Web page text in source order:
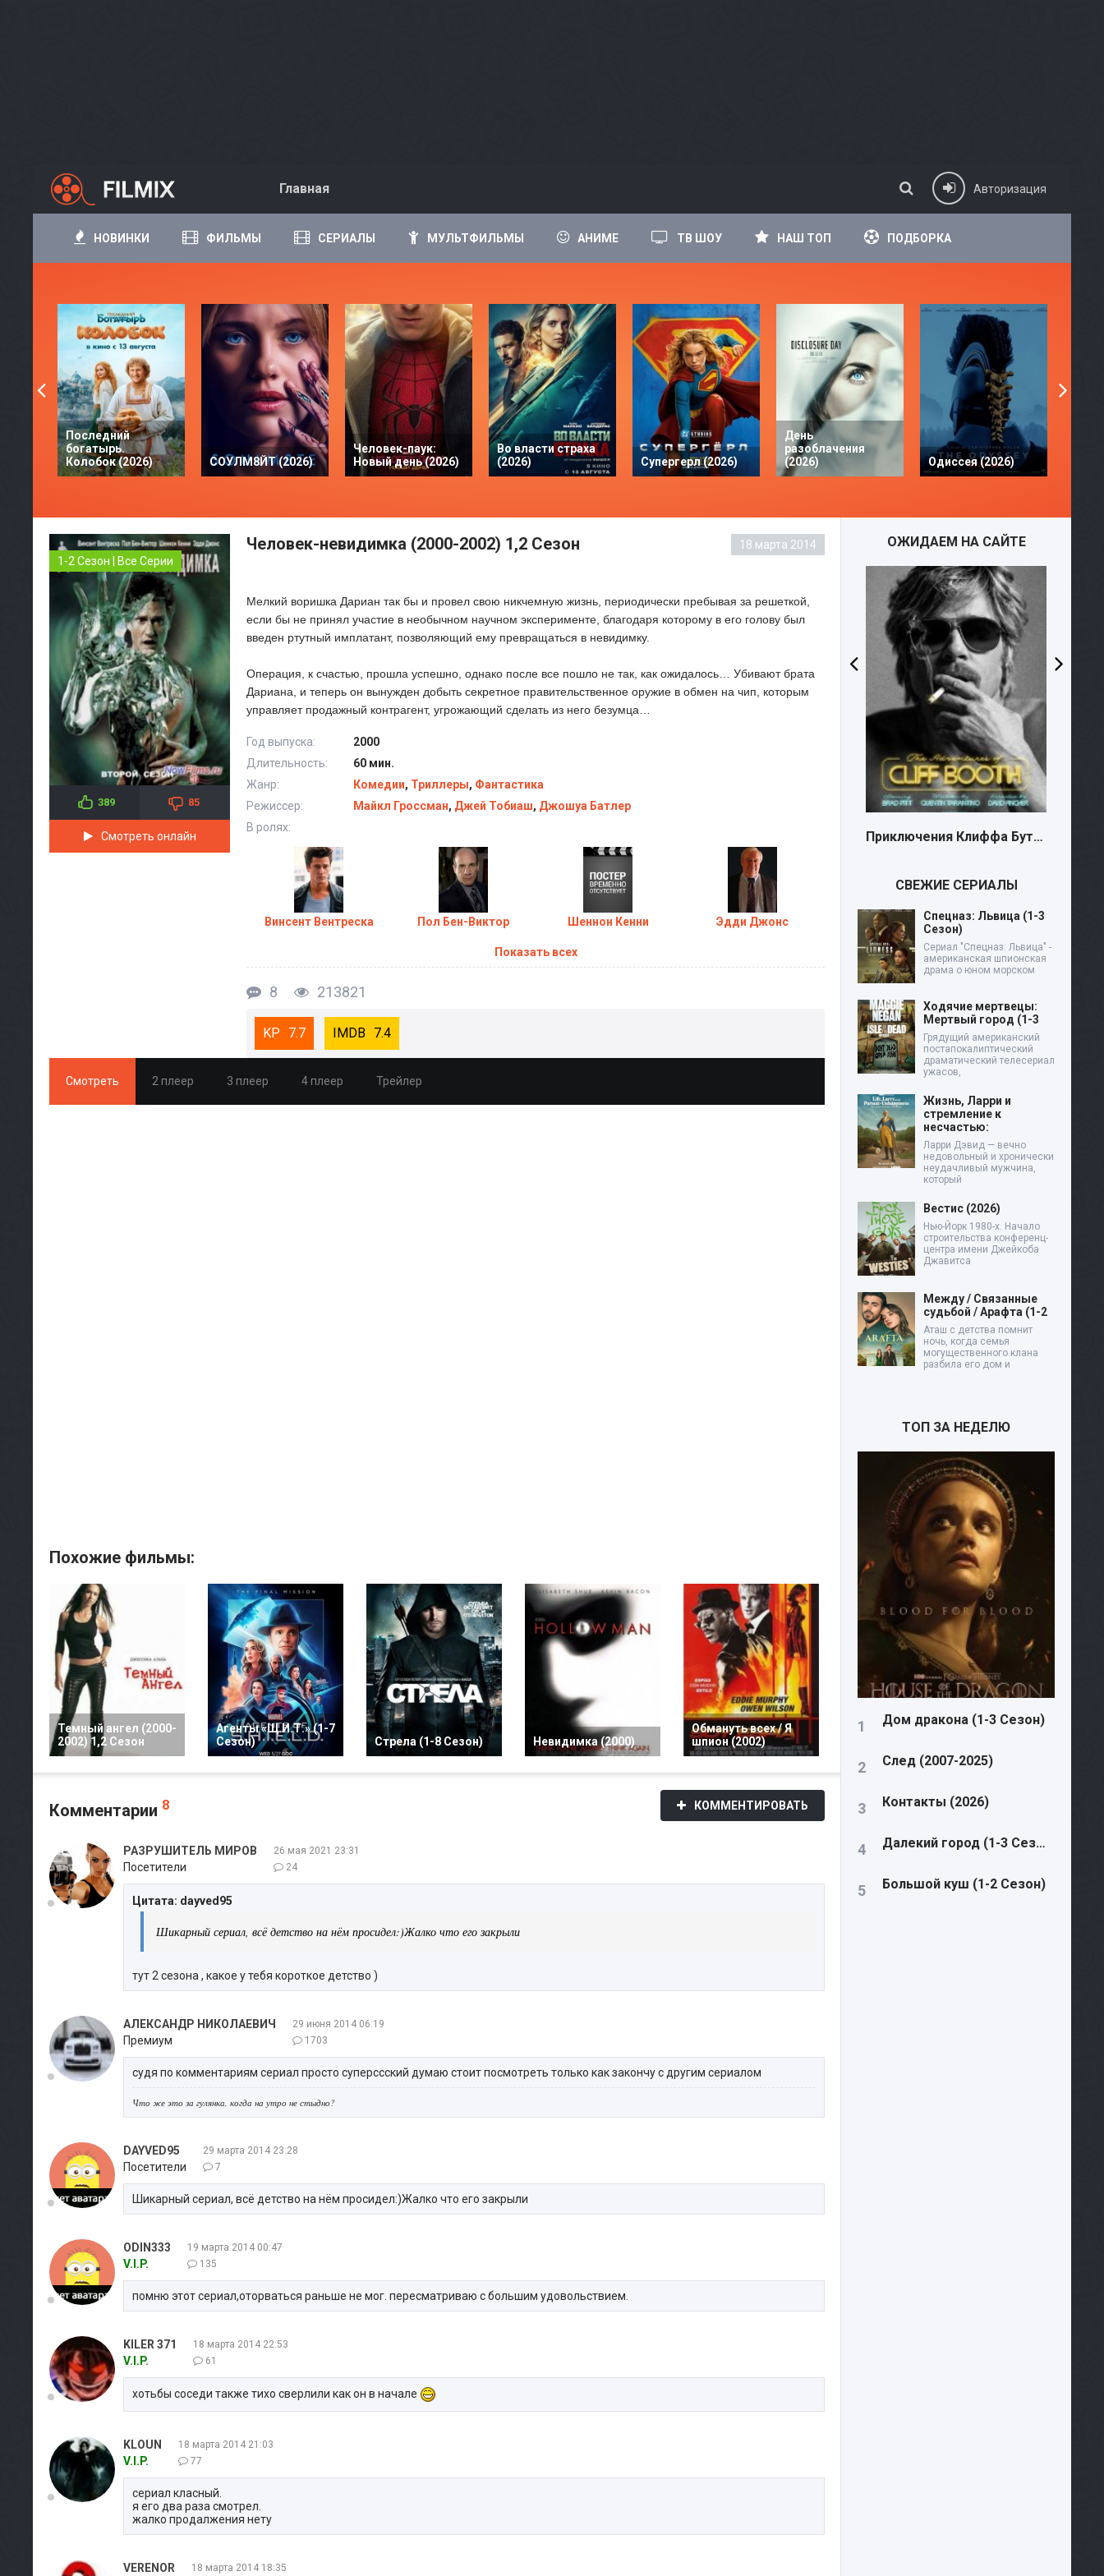
Главная Авторизация
НОВИНКИ ФИЛЬМЫ СЕРИАЛЫ МУЛЬТФИЛЬМЫ АНИМЕ ТВ ШОУ НАШ ТОП ПОДБОРКА
Последний
богатырь.
Колобок (2026)
СОУЛМ8ЙТ (2026)
Человек-паук:
Новый день (2026)
Во власти страха
(2026)
Супергерл (2026)
День
разоблачения
(2026)
Одиссея (2026)
1-2 Сезон | Все Серии
389 85
Смотреть онлайн
Человек-невидимка (2000-2002) 1,2 Сезон 18 марта 2014
Мелкий воришка Дариан так бы и провел свою никчемную жизнь, периодически пребывая за решеткой,
если бы не принял участие в необычном научном эксперименте, благодаря которому в его голову был
введен ртутный имплатант, позволяющий ему превращаться в невидимку.
Операция, к счастью, прошла успешно, однако после все пошло не так, как ожидалось… Убивают брата
Дариана, и теперь он вынужден добыть секретное правительственное оружие в обмен на чип, которым
управляет продажный контрагент, угрожающий сделать из него безумца…
Год выпуска:
2000
Длительность:
60 мин.
Жанр:
Комедии, Триллеры, Фантастика
Режиссер:
Майкл Гроссман, Джей Тобиаш, Джошуа Батлер
В ролях:
Винсент Вентреска Пол Бен-Виктор Шеннон Кенни Эдди Джонс
Показать всех
8 213821
7.7 7.4
Смотреть 2 плеер 3 плеер 4 плеер Трейлер
Похожие фильмы:
Темный ангел (2000-
2002) 1,2 Сезон
Агенты «Щ.И.Т.» (1-7
Сезон)
Стрела (1-8 Сезон) Невидимка (2000)
Обмануть всех / Я
шпион (2002)
Комментарии 8 КОММЕНТИРОВАТЬ
РАЗРУШИТЕЛЬ МИРОВ
Посетители
26 мая 2021 23:31
24
Цитата: dayved95
Шикарный сериал, всё детство на нём просидел:)Жалко что его закрыли
тут 2 сезона , какое у тебя короткое детство )
АЛЕКСАНДР НИКОЛАЕВИЧ
Премиум
29 июня 2014 06:19
1703
судя по комментариям сериал просто суперссский думаю стоит посмотреть только как закончу с другим сериалом
Что же это за гулянка, когда на утро не стыдно?
DAYVED95
Посетители
29 марта 2014 23:28
7
Шикарный сериал, всё детство на нём просидел:)Жалко что его закрыли
ODIN333
V.I.P.
19 марта 2014 00:47
135
помню этот сериал,оторваться раньше не мог. пересматриваю с большим удовольствием.
KILER 371
V.I.P.
18 марта 2014 22:53
61
хотьбы соседи также тихо сверлили как он в начале
KLOUN
V.I.P.
18 марта 2014 21:03
77
сериал класный.
я его два раза смотрел.
жалко продалжения нету
VERENOR 18 марта 2014 18:35
ОЖИДАЕМ НА САЙТЕ
Приключения Клиффа Бута (2026)
СВЕЖИЕ СЕРИАЛЫ
Спецназ: Львица (1-3
Сезон)
Сериал "Спецназ: Львица" -
американская шпионская
драма о юном морском
Ходячие мертвецы:
Мертвый город (1-3
Грядущий американский
постапокалиптический
драматический телесериал
ужасов,
Жизнь, Ларри и
стремление к
несчастью:
Ларри Дэвид — вечно
недовольный и хронически
неудачливый мужчина,
который
Вестис (2026)
Нью-Йорк 1980-х. Начало
строительства конференц-
центра имени Джейкоба
Джавитса
Между / Связанные
судьбой / Арафта (1-2
Аташ с детства помнит
ночь, когда семья
могущественного клана
разбила его дом и
ТОП ЗА НЕДЕЛЮ
Дом дракона (1-3 Сезон)
След (2007-2025)
Контакты (2026)
Далекий город (1-3 Сезон)
Большой куш (1-2 Сезон)